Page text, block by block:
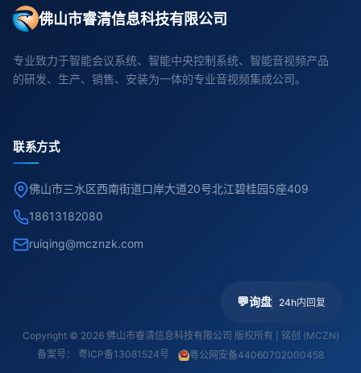
佛山市睿清信息科技有限公司
专业致力于智能会议系统、智能中央控制系统、智能音视频产品
的研发、生产、销售、安装为一体的专业音视频集成公司。
联系方式
佛山市三水区西南街道口岸大道20号北江碧桂园5座409
18613182080
ruiqing@mcznzk.com
Copyright © 2026 佛山市睿清信息科技有限公司 版权所有 | 铭创 (MCZN)
备案号： 粤ICP备13081524号 粤公网安备44060702000458
💬询盘 24h内回复